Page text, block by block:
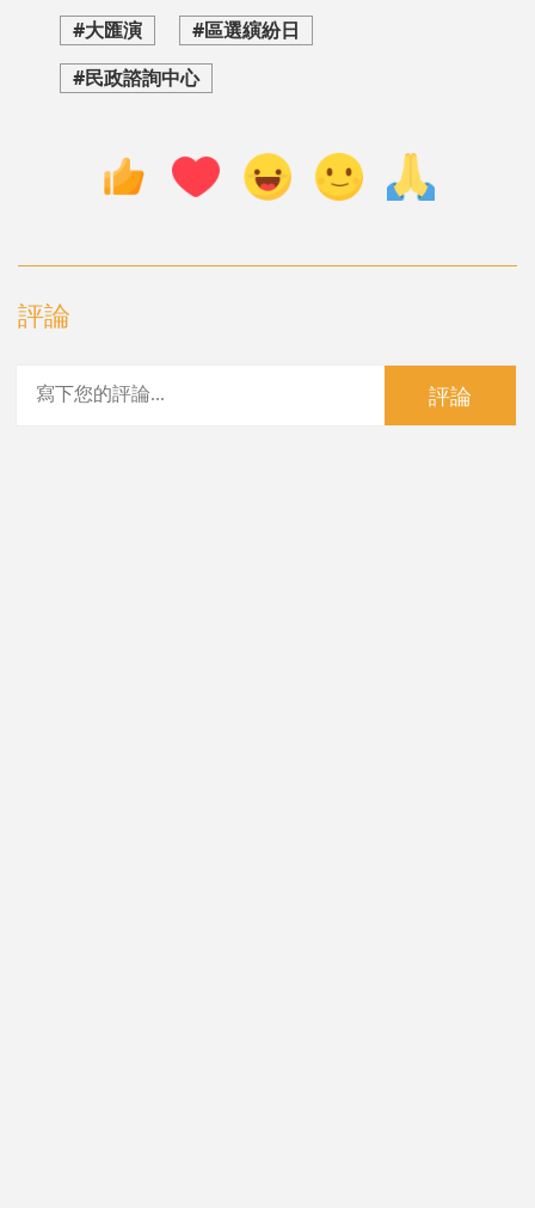
#大匯演
#區選縯紛日
#民政諮詢中心
評論
評論